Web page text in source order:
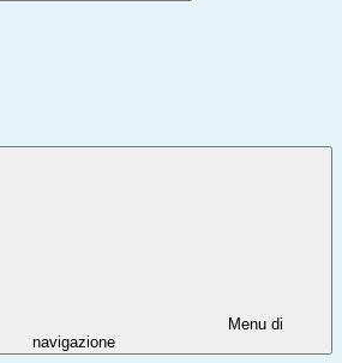
Menu di
navigazione